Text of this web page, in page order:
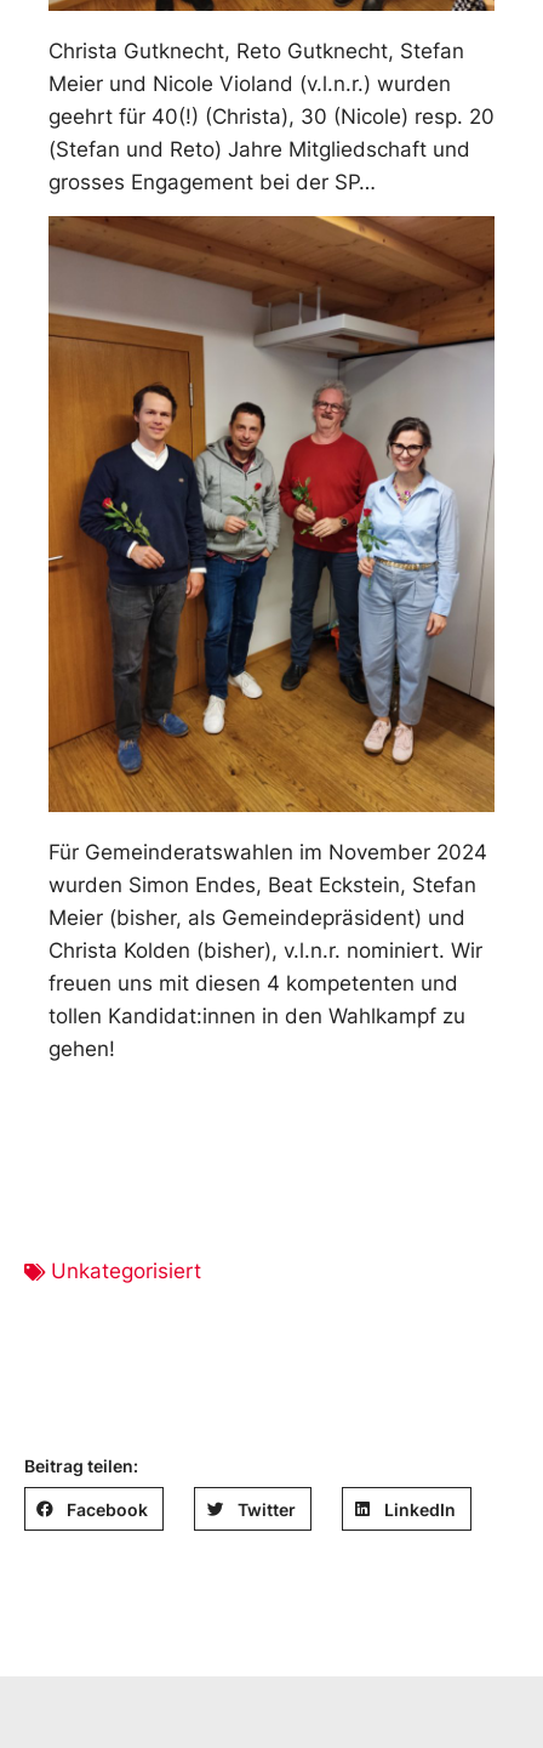
Christa Gutknecht, Reto Gutknecht, Stefan
Meier und Nicole Violand (v.l.n.r.) wurden
geehrt für 40(!) (Christa), 30 (Nicole) resp. 20
(Stefan und Reto) Jahre Mitgliedschaft und
grosses Engagement bei der SP…
Für Gemeinderatswahlen im November 2024
wurden Simon Endes, Beat Eckstein, Stefan
Meier (bisher, als Gemeindepräsident) und
Christa Kolden (bisher), v.l.n.r. nominiert. Wir
freuen uns mit diesen 4 kompetenten und
tollen Kandidat:innen in den Wahlkampf zu
gehen!
Unkategorisiert
Beitrag teilen:
Facebook Twitter LinkedIn